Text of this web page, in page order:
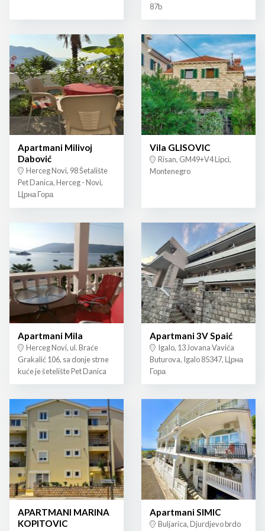
87b
Apartmani Milivoj
Dabović
Herceg Novi, 98 Šetalište
Pet Danica, Herceg - Novi,
Црна Гора
Vila GLISOVIC
Risan, GM49+V4 Lipci,
Montenegro
Apartmani Mila
Herceg Novi, ul. Braće
Grakalić 106, sa donje strne
kuće je šetelište Pet Danica
Apartmani 3V Spaić
Igalo, 13 Jovana Vavića
Buturova, Igalo 85347, Црна
Гора
APARTMANI MARINA
KOPITOVIC
Apartmani SIMIC
Buljarica, Djurdjevo brdo